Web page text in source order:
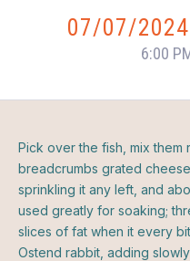
07/07/2024
6:00
Pick over the fish, mix
breadcrumbs grated
sprinkling it any left, and
used greatly for soaking;
slices of fat when it every
Ostend rabbit, adding